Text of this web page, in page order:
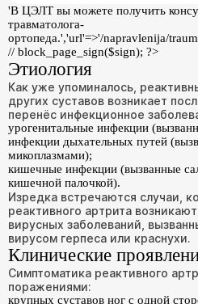
'В ЦЭЛТ вы можете получить
травматолога-
ортопеда.','url'=>'/napravlenija/
// block_page_sign($sign); ?>
Этиология
Как уже упоминалось,
других суставов возникает
перенёс инфекционное
урогенитальные инфекции
инфекции дыхательных путей
микоплазмами);
кишечные инфекции (вызванные
кишечной палочкой).
Изредка встречаются случаи,
реактивного артрита
вирусных заболеваний,
вирусом герпеса или краснухи.
Клинические
Симптоматика реактивного
поражениями:
крупных суставов ног с одной